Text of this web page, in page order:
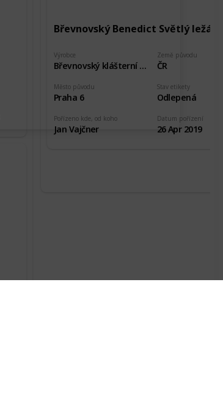
Břevnovský Benedict Světlý ležák
Výrobce
Břevnovský klášterní pivovar
Země původu
ČR
Pořízeno kde, od koho
Jan Vajčner
Stav etikety
Odlepená
Datum pořízení
26 Apr 2019
Město původu
Praha 6